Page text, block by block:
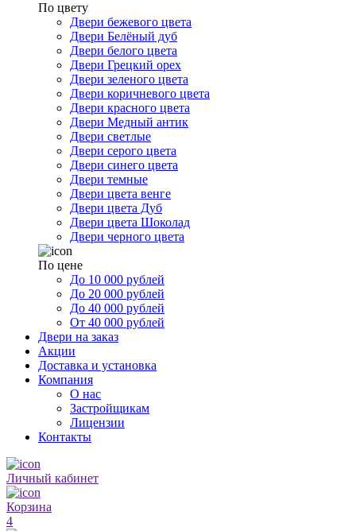
По цвету
Двери бежевого цвета
Двери Белёный дуб
Двери белого цвета
Двери Грецкий орех
Двери зеленого цвета
Двери коричневого цвета
Двери красного цвета
Двери Медный антик
Двери светлые
Двери серого цвета
Двери синего цвета
Двери темные
Двери цвета венге
Двери цвета Дуб
Двери цвета Шоколад
Двери черного цвета
По цене
До 10 000 рублей
До 20 000 рублей
До 40 000 рублей
От 40 000 рублей
Двери на заказ
Акции
Доставка и установка
Компания
О нас
Застройщикам
Лицензии
Контакты
Личный кабинет
Корзина
4